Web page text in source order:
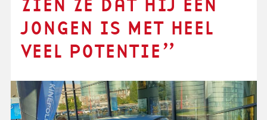
JONGEN IS MET HEEL
VEEL POTENTIE”